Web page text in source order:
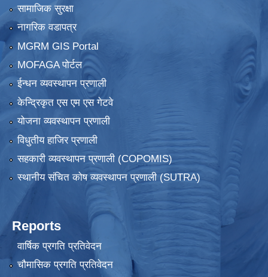
सामाजिक सुरक्षा
नागरिक वडापत्र
MGRM GIS Portal
MOFAGA पोर्टल
ईन्धन व्यवस्थापन प्रणाली
केन्द्रिकृत एस एम एस गेटवे
योजना व्यवस्थापन प्रणाली
विधुतीय हाजिर प्रणाली
सहकारी व्यवस्थापन प्रणाली (COPOMIS)
स्थानीय संचित कोष व्यवस्थापन प्रणाली (SUTRA)
Reports
वार्षिक प्रगति प्रतिवेदन
चौमासिक प्रगति प्रतिवेदन